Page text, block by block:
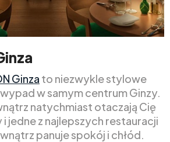
Ginza to niezwykle stylowe
w samym centrum Ginzy.
natychmiast otaczają Cię
jedne z najlepszych restauracji
panuje spokój i chłód.